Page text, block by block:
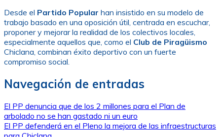
Desde el Partido Popular han insistido en su modelo de
trabajo basado en una oposición útil, centrada en escuchar,
proponer y mejorar la realidad de los colectivos locales,
especialmente aquellos que, como el Club de Piragüismo
Chiclana, combinan éxito deportivo con un fuerte
compromiso social.
Navegación de entradas
El PP denuncia que de los 2 millones para el Plan de
arbolado no se han gastado ni un euro
El PP defenderá en el Pleno la mejora de las infraestructuras